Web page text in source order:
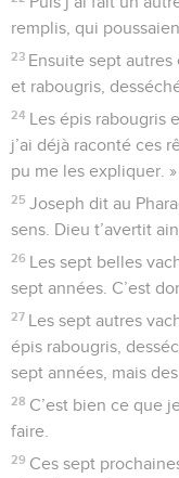
remplis, qui
23 Ensuite sept
et rabougris,
24 Les épis rabougris
j’ai déjà raconté ces
pu me les expliquer. »
25 Joseph dit au
sens. Dieu t’avertit
26 Les sept belles
sept années. C’est
27 Les sept autres
épis rabougris,
sept années, mais
28 C’est bien ce que
faire.
29 Ces sept